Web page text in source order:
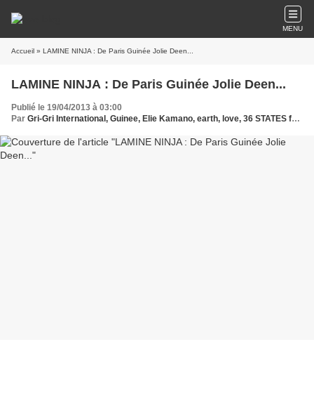
MENU
Accueil » LAMINE NINJA : De Paris Guinée Jolie Deen...
LAMINE NINJA : De Paris Guinée Jolie Deen...
Publié le 19/04/2013 à 03:00
Par Gri-Gri International, Guinee, Elie Kamano, earth, love, 36 STATES feat bob dinna,high level,djo doubaté, LAMINE NINJA,kandia cora